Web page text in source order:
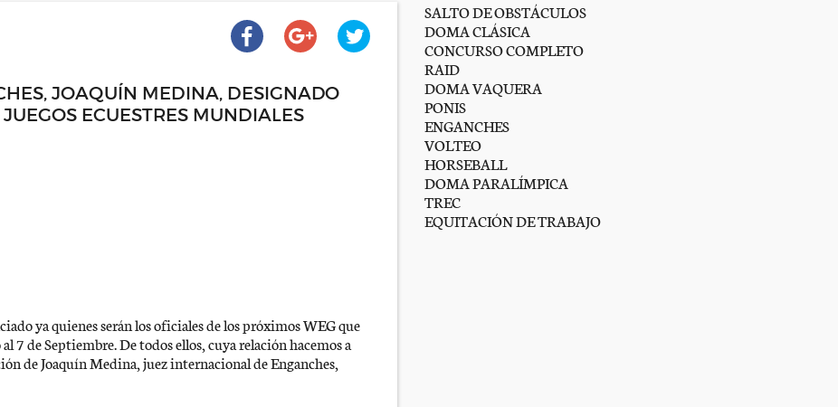
JOAQUÍN MEDINA, DESIGNADO
ECUESTRES MUNDIALES
ya quienes serán los oficiales de los próximos WEG que
7 de Septiembre. De todos ellos, cuya relación hacemos a
de Joaquín Medina, juez internacional de Enganches,
SALTO DE OBSTÁCULOS
DOMA CLÁSICA
CONCURSO COMPLETO
RAID
DOMA VAQUERA
PONIS
ENGANCHES
VOLTEO
HORSEBALL
DOMA PARALÍMPICA
TREC
EQUITACIÓN DE TRABAJO